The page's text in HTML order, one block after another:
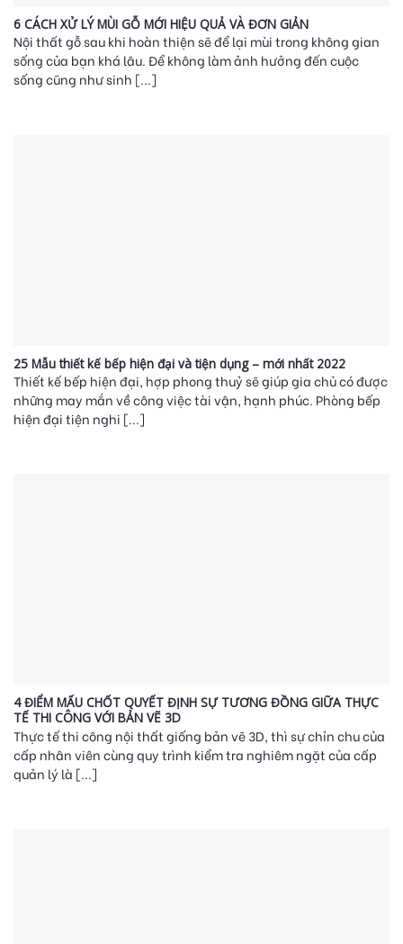
6 CÁCH XỬ LÝ MÙI GỖ MỚI HIỆU QUẢ VÀ ĐƠN GIẢN
Nội thất gỗ sau khi hoàn thiện sẽ để lại mùi trong không gian
sống của bạn khá lâu. Để không làm ảnh hưởng đến cuộc
sống cũng như sinh [...]
25 Mẫu thiết kế bếp hiện đại và tiện dụng – mới nhất 2022
Thiết kế bếp hiện đại, hợp phong thuỷ sẽ giúp gia chủ có được
những may mắn về công việc tài vận, hạnh phúc. Phòng bếp
hiện đại tiện nghi [...]
4 ĐIỂM MẤU CHỐT QUYẾT ĐỊNH SỰ TƯƠNG ĐỒNG GIỮA THỰC
TẾ THI CÔNG VỚI BẢN VẼ 3D
Thực tế thi công nội thất giống bản vẽ 3D, thì sự chỉn chu của
cấp nhân viên cùng quy trình kiểm tra nghiêm ngặt của cấp
quản lý là [...]